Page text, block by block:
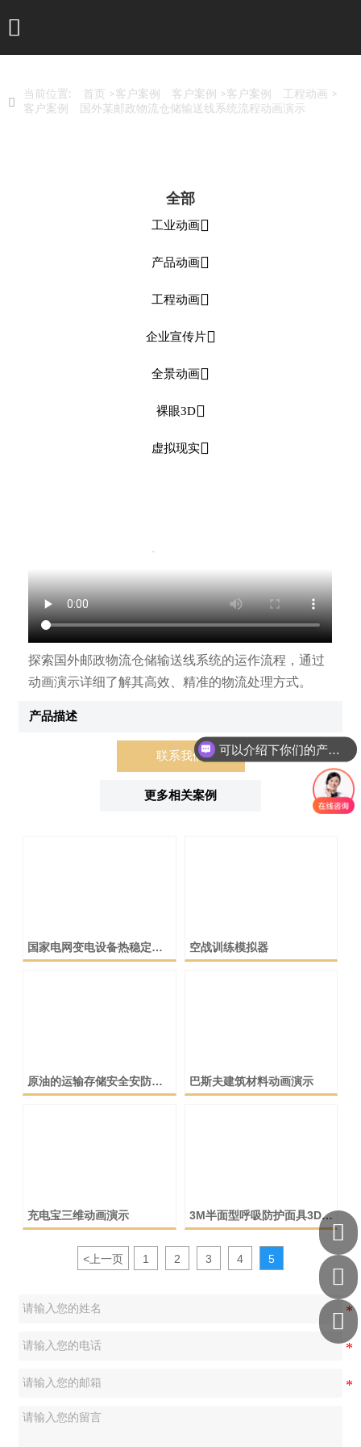


当前位置: 首页 >客户案例 客户案例 >客户案例 工程动画 >
客户案例
国外某邮政物流仓储输送线系统流程动画演示
全部
工业动画
产品动画
工程动画
企业宣传片
全景动画
裸眼3D
虚拟现实
探索国外邮政物流仓储输送线系统的运作流程，通过
动画演示详细了解其高效、精准的物流处理方式。
产品描述
联系我们
更多相关案例
国家电网变电设备热稳定监
测系统
空战训练模拟器
原油的运输存储安全安防课
件演示
巴斯夫建筑材料动画演示
充电宝三维动画演示
3M半面型呼吸防护面具3D动
画
< 上一页 1 2 3 4 5



可以介绍下你们的产品么